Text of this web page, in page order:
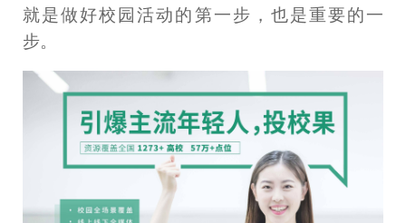
就是做好校园活动的第一步，也是重要的一
步。